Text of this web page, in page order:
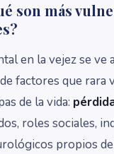
son más
en la vejez se ve
factores que rara
de la vida:
roles sociales,
propios